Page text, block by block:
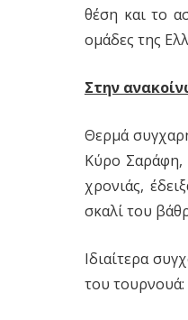
θέση και το
ομάδες της
Στην
Θερμά
Κύρο Σαράφη,
χρονιάς,
σκαλί του
Ιδιαίτερα
του τουρνουά: